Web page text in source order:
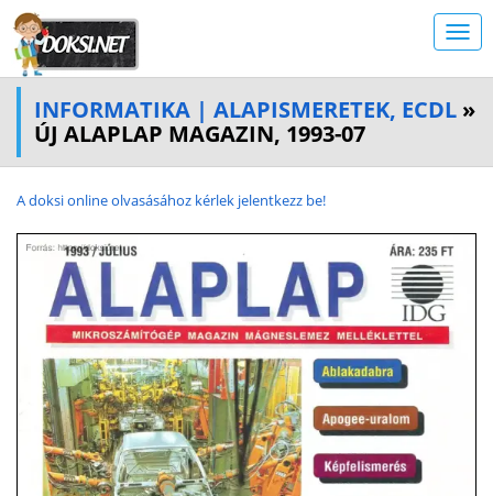
INFORMATIKA | ALAPISMERETEK, ECDL »
ÚJ ALAPLAP MAGAZIN, 1993-07
A doksi online olvasásához kérlek jelentkezz be!